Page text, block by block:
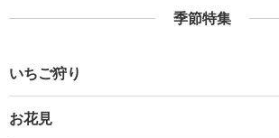
季節特集
いちご狩り
お花見